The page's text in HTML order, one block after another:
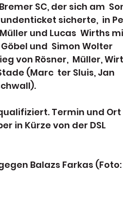
SC, der sich am
sicherte,  in
und Lucas  Wirths
und  Simon Wolter
von Rösner,  Müller,
(Marc  ter Sluis, Jan
Termin und Ort
in Kürze von der DSL
Balazs Farkas (Foto: